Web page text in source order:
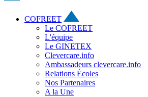
COFREET
Le COFREET
L'équipe
Le GINETEX
Clevercare.info
Ambassadeurs clevercare.info
Relations Écoles
Nos Partenaires
A la Une